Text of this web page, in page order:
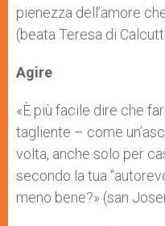
pienezza dell’amore
(beata Teresa di
Agire
«È più facile dire che
tagliente – come
volta, anche solo per
secondo la tua
meno bene?» (san